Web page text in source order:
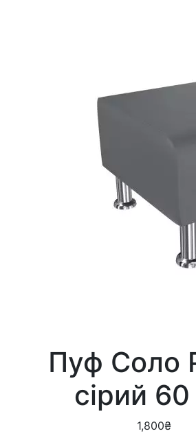
Пуф Соло
сірий
1,800₴